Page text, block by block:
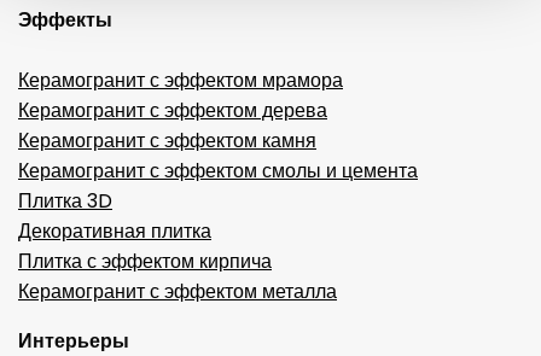
Эффекты
Керамогранит с эффектом мрамора
Керамогранит с эффектом дерева
Керамогранит с эффектом камня
Керамогранит с эффектом смолы и цемента
Плитка 3D
Декоративная плитка
Плитка с эффектом кирпича
Керамогранит с эффектом металла
Интерьеры